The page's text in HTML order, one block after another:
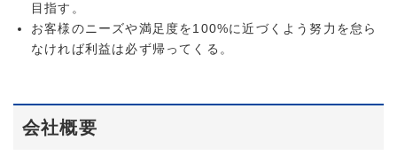
目指す。
お客様のニーズや満足度を100%に近づくよう努力を怠ら
なければ利益は必ず帰ってくる。
会社概要